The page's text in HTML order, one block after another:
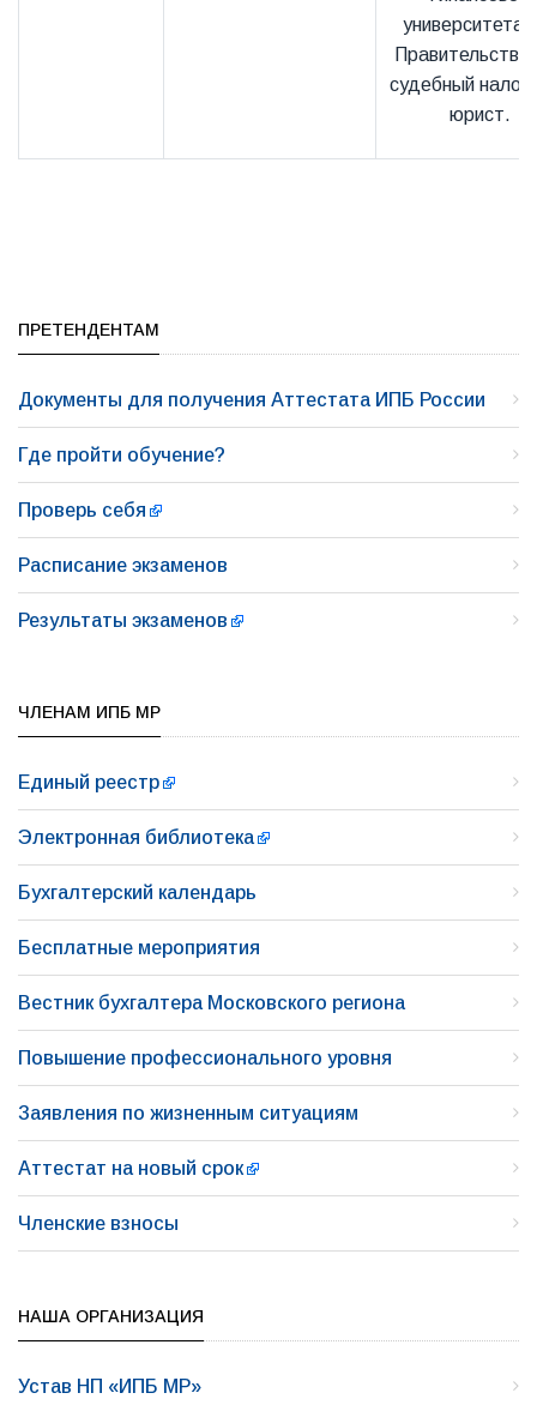
университета
судебный
юрист.
ПРЕТЕНДЕНТАМ
Документы для получения Аттестата ИПБ России
Где пройти обучение?
Проверь себя
Расписание экзаменов
Результаты экзаменов
ЧЛЕНАМ ИПБ МР
Единый реестр
Электронная библиотека
Бухгалтерский календарь
Бесплатные мероприятия
Вестник бухгалтера Московского региона
Повышение профессионального уровня
Заявления по жизненным ситуациям
Аттестат на новый срок
Членские взносы
НАША ОРГАНИЗАЦИЯ
Устав НП «ИПБ МР»